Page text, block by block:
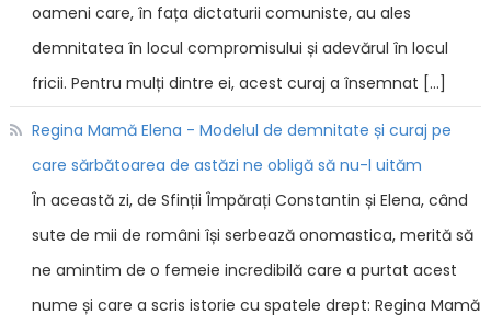
oameni care, în fața dictaturii comuniste, au ales
demnitatea în locul compromisului și adevărul în locul
fricii. Pentru mulți dintre ei, acest curaj a însemnat […]
Regina Mamă Elena - Modelul de demnitate și curaj pe
care sărbătoarea de astăzi ne obligă să nu-l uităm
În această zi, de Sfinții Împărați Constantin și Elena, când
sute de mii de români își serbează onomastica, merită să
ne amintim de o femeie incredibilă care a purtat acest
nume și care a scris istorie cu spatele drept: Regina Mamă